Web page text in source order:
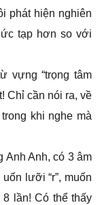
phát hiện nghiên
tạp hơn so với
vựng “trọng tâm
Chỉ cần nói ra, về
khi nghe mà
Anh Anh, có 3 âm
lưỡi “r”, muốn
lần! Có thể thấy